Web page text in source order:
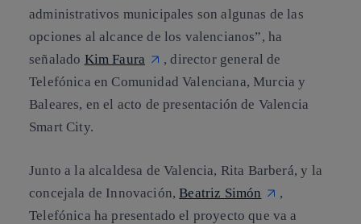
administrativos municipales son algunas de las
opciones al alcance de los valencianos”, ha
señalado Kim Faura
, director general de
Telefónica en Comunidad Valenciana, Murcia y
Baleares, en el acto de presentación de Valencia
Smart City.
Junto a la alcaldesa de Valencia, Rita Barberá, y la
concejala de Innovación,Beatriz Simón
,
Telefónica ha presentado el proyecto que va a